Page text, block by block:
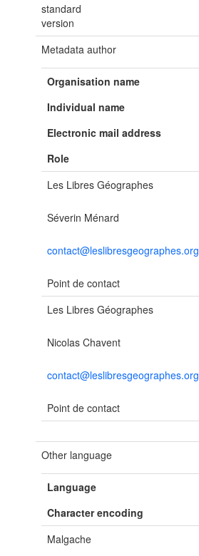
standard
version
Metadata author
Organisation name
Individual name
Electronic mail address
Role
Les Libres Géographes
Séverin Ménard
contact@leslibresgeographes.org
Point de contact
Les Libres Géographes
Nicolas Chavent
contact@leslibresgeographes.org
Point de contact
Other language
Language
Character encoding
Malgache